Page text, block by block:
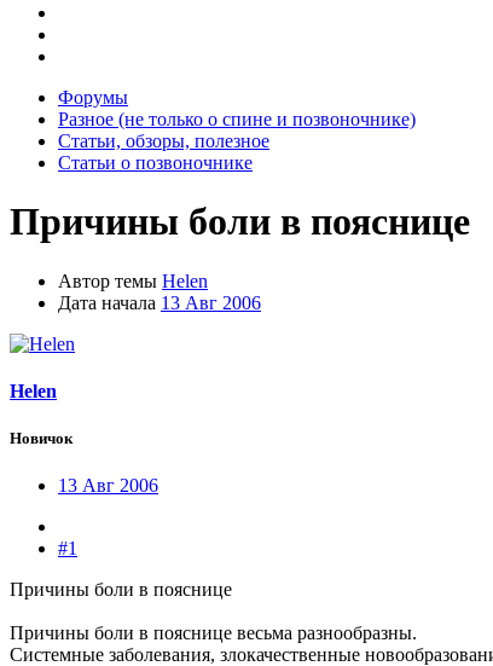
Форумы
Разное (не только о спине и позвоночнике)
Статьи, обзоры, полезное
Статьи о позвоночнике
Причины боли в пояснице
Автор темы Helen
Дата начала 13 Авг 2006
Helen
Новичок
13 Авг 2006
#1
Причины боли в пояснице
Причины боли в пояснице весьма разнообразны.
Системные заболевания, злокачественные